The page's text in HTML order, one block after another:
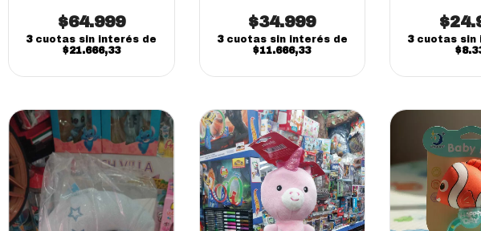
$64.999
3 cuotas sin interés de
$21.666,33
$34.999
3 cuotas sin interés de
$11.666,33
3 cuotas sin